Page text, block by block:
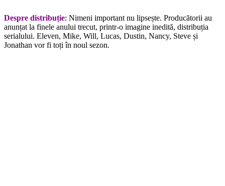
Despre distribuție: Nimeni important nu lipsește. Producătorii au
anunțat la finele anului trecut, printr-o imagine inedită, distribuția
serialului. Eleven, Mike, Will, Lucas, Dustin, Nancy, Steve și
Jonathan vor fi toți în noul sezon.